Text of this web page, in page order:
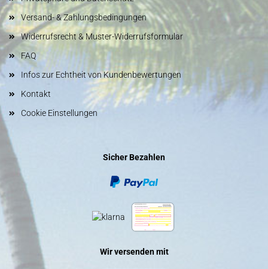
Versand- & Zahlungsbedingungen
Widerrufsrecht & Muster-Widerrufsformular
FAQ
Infos zur Echtheit von Kundenbewertungen
Kontakt
Cookie Einstellungen
Sicher Bezahlen
Wir versenden mit